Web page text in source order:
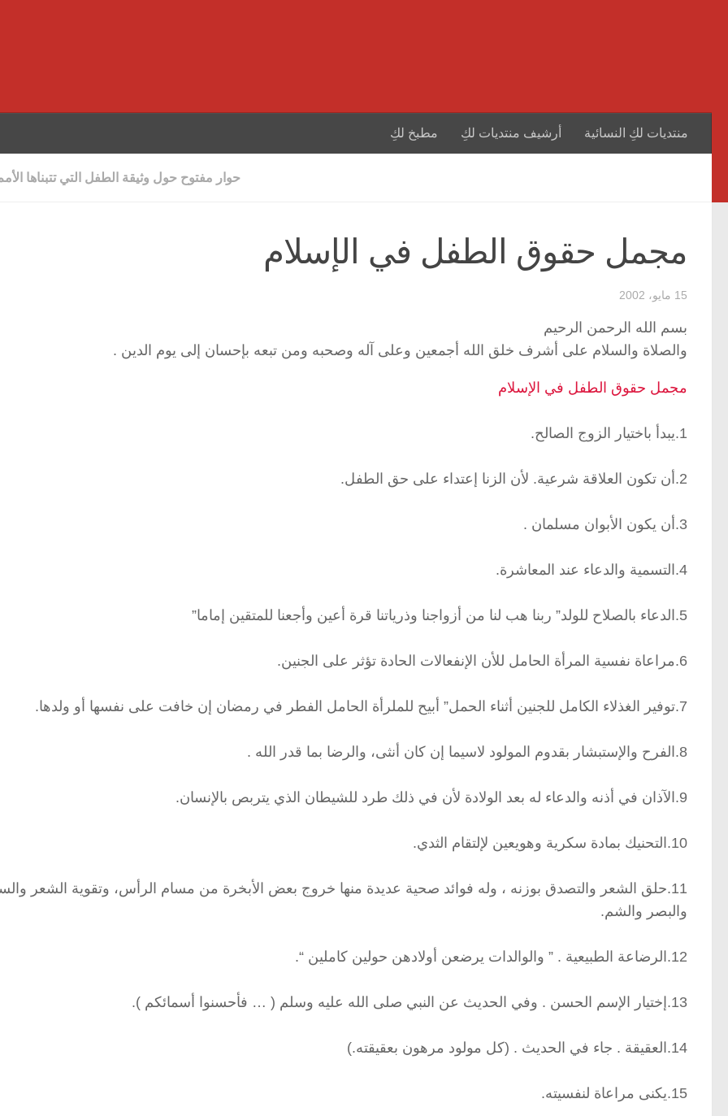
منتديات لكِ النسائية أرشيف منتديات لكِ مطبخ لكِ
حوار مفتوح حول وثيقة الطفل التي تتبناها
مجمل حقوق الطفل في الإسلام
15 مايو، 2002
بسم الله الرحمن الرحيم
والصلاة والسلام على أشرف خلق الله أجمعين وعلى آله وصحبه ومن تبعه بإحسان إلى يوم الدين .
مجمل حقوق الطفل في الإسلام
1.يبدأ باختيار الزوج الصالح.
2.أن تكون العلاقة شرعية. لأن الزنا إعتداء على حق الطفل.
3.أن يكون الأبوان مسلمان .
4.التسمية والدعاء عند المعاشرة.
5.الدعاء بالصلاح للولد” ربنا هب لنا من أزواجنا وذرياتنا قرة أعين وأجعنا للمتقين إماما”
6.مراعاة نفسية المرأة الحامل للأن الإنفعالات الحادة تؤثر على الجنين.
7.توفير الغذلاء الكامل للجنين أثناء الحمل” أبيح للملرأة الحامل الفطر في رمضان إن خافت على نفسها أو ولدها.
8.الفرح والإستبشار بقدوم المولود لاسيما إن كان أنثى، والرضا بما قدر الله .
9.الآذان في أذنه والدعاء له بعد الولادة لأن في ذلك طرد للشيطان الذي يتربص بالإنسان.
10.التحنيك بمادة سكرية وهويعين لإلتقام الثدي.
11.حلق الشعر والتصدق بوزنه ، وله فوائد صحية عديدة منها خروج بعض الأبخرة من مسام الرأس، وتقوية الشعر
والبصر والشم.
12.الرضاعة الطبيعية . ” والوالدات يرضعن أولادهن حولين كاملين “.
13.إختيار الإسم الحسن . وفي الحديث عن النبي صلى الله عليه وسلم ( … فأحسنوا أسمائكم ).
14.العقيقة . جاء في الحديث . (كل مولود مرهون بعقيقته.)
15.يكنى مراعاة لنفسيته.